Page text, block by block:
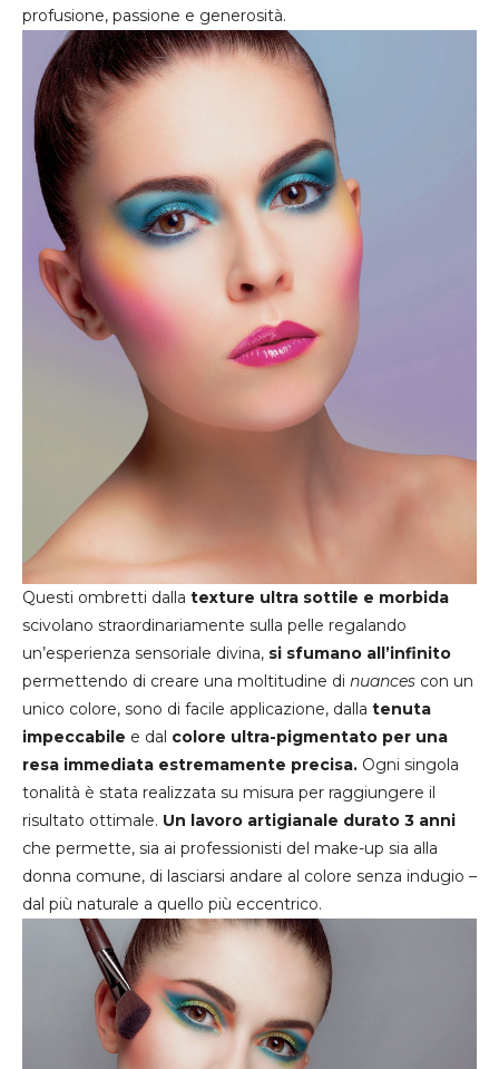
profusione, passione e generosità.
Questi ombretti dalla texture ultra sottile e morbida
scivolano straordinariamente sulla pelle regalando
un’esperienza sensoriale divina, si sfumano all’infinito
permettendo di creare una moltitudine di nuances con un
unico colore, sono di facile applicazione, dalla tenuta
impeccabile e dal colore ultra-pigmentato per una
resa immediata estremamente precisa. Ogni singola
tonalità è stata realizzata su misura per raggiungere il
risultato ottimale. Un lavoro artigianale durato 3 anni
che permette, sia ai professionisti del make-up sia alla
donna comune, di lasciarsi andare al colore senza indugio –
dal più naturale a quello più eccentrico.